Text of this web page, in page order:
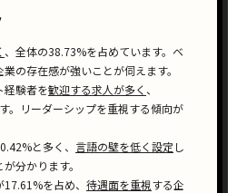
、全体の38.73%を占めています。ベ
の存在感が強いことが伺えます。
経験者を歓迎する求人が多く 、
。リーダーシップを重視する傾向が
と多く、 言語の壁を低く設定 し
分かります。
を占め、 待遇面を重視する企